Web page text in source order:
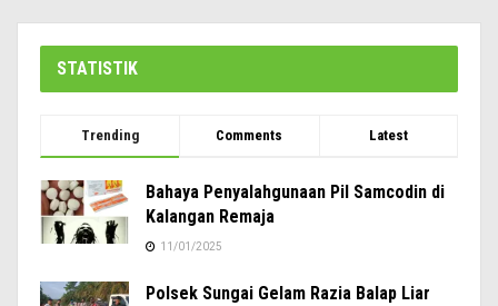
STATISTIK
Trending Comments Latest
Bahaya Penyalahgunaan Pil Samcodin di
Kalangan Remaja
11/01/2025
Polsek Sungai Gelam Razia Balap Liar